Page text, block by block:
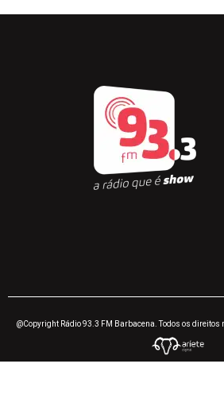
@Copyright Rádio 93.3 FM Barbacena. Todos os direitos